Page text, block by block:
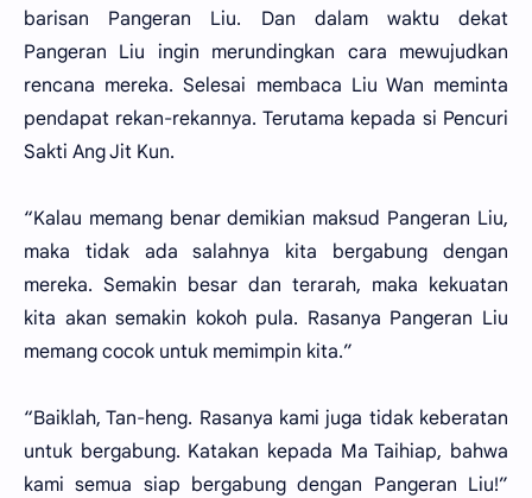
barisan Pangeran Liu. Dan dalam waktu dekat
Pangeran Liu ingin merundingkan cara mewujudkan
rencana mereka. Selesai membaca Liu Wan meminta
pendapat rekan-rekannya. Terutama kepada si Pencuri
Sakti Ang Jit Kun.
“Kalau memang benar demikian maksud Pangeran Liu,
maka tidak ada salahnya kita bergabung dengan
mereka. Semakin besar dan terarah, maka kekuatan
kita akan semakin kokoh pula. Rasanya Pangeran Liu
memang cocok untuk memimpin kita.”
“Baiklah, Tan-heng. Rasanya kami juga tidak keberatan
untuk bergabung. Katakan kepada Ma Taihiap, bahwa
kami semua siap bergabung dengan Pangeran Liu!”